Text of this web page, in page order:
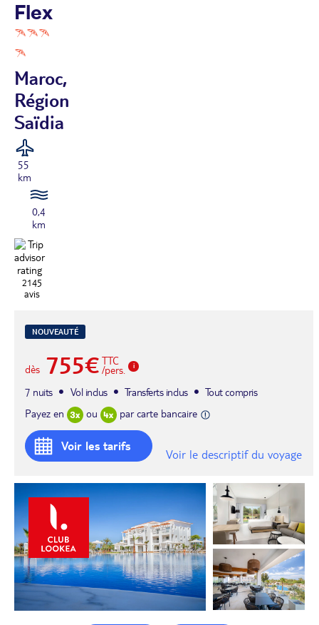
Flex
Maroc,
Région
Saïdia
55
km
0,4
km
2145
avis
NOUVEAUTÉ
dès 755€ TTC
/pers.
7 nuits
Vol inclus Transferts inclus
Tout compris
Payez en
ou par carte bancaire
Voir les tarifs
Voir le descriptif du voyage